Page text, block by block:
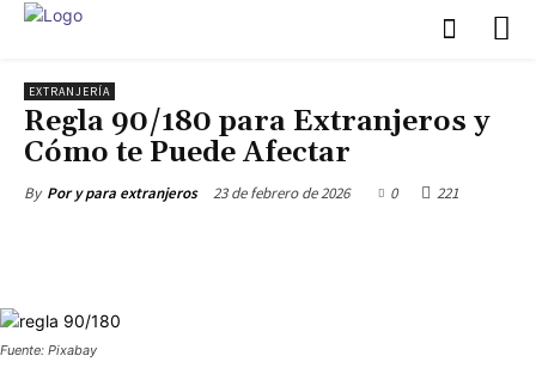
EXTRANJERÍA
Regla 90/180 para Extranjeros y
Cómo te Puede Afectar
By Por y para extranjeros 23 de febrero de 2026 0 221
Fuente: Pixabay